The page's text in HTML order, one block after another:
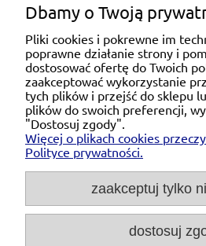
Pomoc
Moje
Płatności i
O nas
Michał Niedźwiecki Dobra
Dbamy o Twoją
Pliki cookies i pokrewne im
poprawne działanie strony i
dostosować ofertę do Twoich
zaakceptować wykorzystanie
tych plików i przejść do sklepu
plików do swoich preferencji,
"Dostosuj zgody".
Więcej o plikach cookies
Polityce prywatności.
zaakceptuj tylko
dostosuj